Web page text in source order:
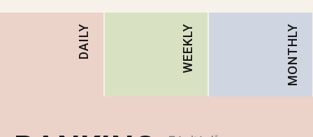
DAILY WEEKLY MONTHLY